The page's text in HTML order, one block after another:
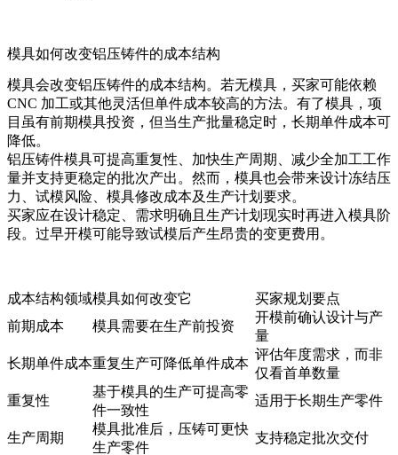
模具如何改变铝压铸件的成本结构
模具会改变铝压铸件的成本结构。若无模具，买家可能依赖
CNC 加工或其他灵活但单件成本较高的方法。有了模具，项
目虽有前期模具投资，但当生产批量稳定时，长期单件成本可
降低。
铝压铸件模具可提高重复性、加快生产周期、减少全加工工作
量并支持更稳定的批次产出。然而，模具也会带来设计冻结压
力、试模风险、模具修改成本及生产计划要求。
买家应在设计稳定、需求明确且生产计划现实时再进入模具阶
段。过早开模可能导致试模后产生昂贵的变更费用。
成本结构领域模具如何改变它
买家规划要点
前期成本
模具需要在生产前投资
开模前确认设计与产
量
长期单件成本重复生产可降低单件成本
评估年度需求，而非
仅看首单数量
重复性
基于模具的生产可提高零
件一致性
适用于长期生产零件
生产周期
模具批准后，压铸可更快
生产零件
支持稳定批次交付